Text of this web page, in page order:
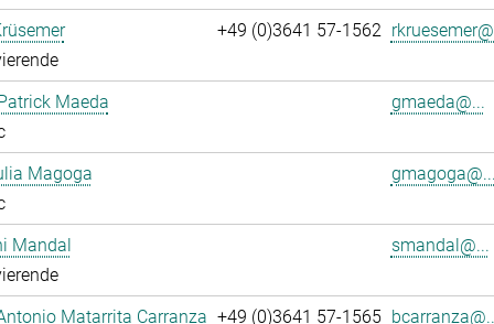
+49 (0)3641 57-1562
Maeda
gmaeda@...
Magoga
Mandal
smandal@...
Matarrita Carranza +49 (0)3641 57-1565